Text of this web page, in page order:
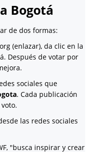
Bogotá
de dos formas:
(enlazar), da clic en la
Después de votar por
sociales que
. Cada publicación
las redes sociales
"busca inspirar y crear